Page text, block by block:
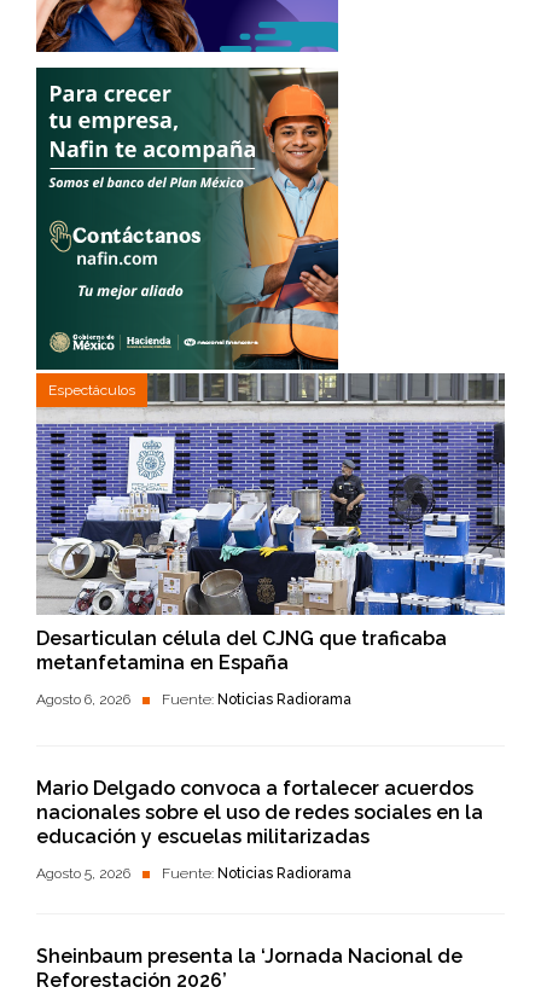
Espectáculos
Desarticulan célula del CJNG que traficaba
metanfetamina en España
Agosto 6, 2026 Fuente: Noticias Radiorama
Mario Delgado convoca a fortalecer acuerdos
nacionales sobre el uso de redes sociales en la
educación y escuelas militarizadas
Agosto 5, 2026 Fuente: Noticias Radiorama
Sheinbaum presenta la ‘Jornada Nacional de
Reforestación 2026’